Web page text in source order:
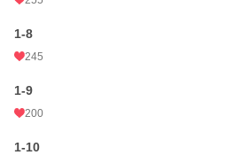
1-8
245
1-9
200
1-10